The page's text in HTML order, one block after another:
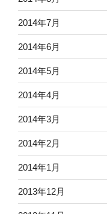
2014年7月
2014年6月
2014年5月
2014年4月
2014年3月
2014年2月
2014年1月
2013年12月